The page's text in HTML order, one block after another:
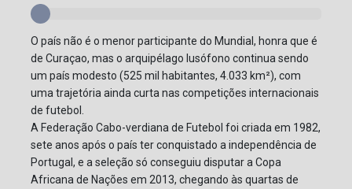
O país não é o menor participante do Mundial, honra que é
de Curaçao, mas o arquipélago lusófono continua sendo
um país modesto (525 mil habitantes, 4.033 km²), com
uma trajetória ainda curta nas competições internacionais
de futebol.
A Federação Cabo-verdiana de Futebol foi criada em 1982,
sete anos após o país ter conquistado a independência de
Portugal, e a seleção só conseguiu disputar a Copa
Africana de Nações em 2013, chegando às quartas de